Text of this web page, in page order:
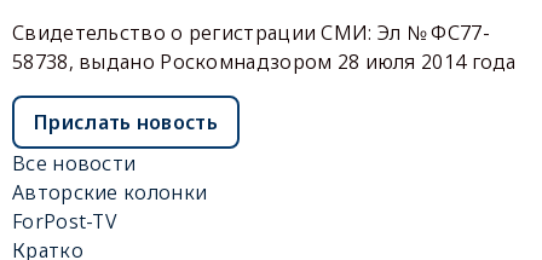
Свидетельство о регистрации СМИ: Эл № ФС77-
58738, выдано Роскомнадзором 28 июля 2014 года
Прислать новость
Все новости
Авторские колонки
ForPost-TV
Кратко